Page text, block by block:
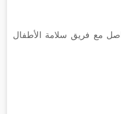
مع فريق سلامة الأطفال